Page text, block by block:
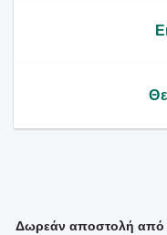
Δωρεάν αποστολή από